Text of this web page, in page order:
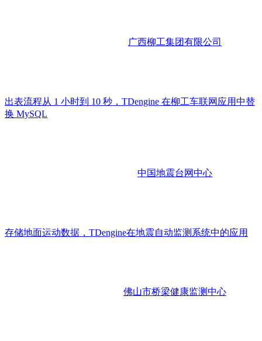
广西柳工集团有限公司
出表流程从 1 小时到 10 秒，TDengine 在柳工车联网应用中替
换 MySQL
中国地震台网中心
存储地面运动数据，TDengine在地震自动监测系统中的应用
佛山市桥梁健康监测中心